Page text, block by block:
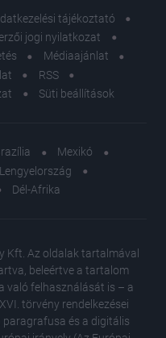
tájékoztató
jogi nyilatkozat
Médiaajánlat
RSS
Süti beállítások
Mexikó
Lengyelország
Dél-Afrika
Kft. Az oldalak tartalmával
beleértve a tartalom
való felhasználását is – a
törvény rendelkezései
paragrafusa és a digitális